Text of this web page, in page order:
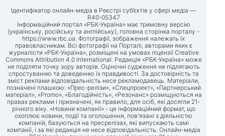
Ідентифікатор онлайн-медіа в Реєстрі суб’єктів у сфері медіа —
R40-05347
Інформаційний портал «РБК-Україна» має тримовну версію
(українську, російську та англійську), головна сторінка порталу -
https://www.rbc.ua. Фотографії, зображення належать їх
правовласникам. Всі фотографії на Порталі, авторами яких є
журналісти «РБК-Україна», розміщені на умовах ліцензії Creative
Commons Attribution 4.0 International. Редакція «РБК-Україна» може
не поділяти точку зору авторів. Оціночні судження не підлягають
спростуванню та доведенню їх правдивості. За достовірність та
зміст реклами відповідальність несе рекламодавець. Матеріали,
позначені плашкою: «Прес-релізи», «Спецпроект», «Партнерський
матеріал», «Promo», «Благодійність», «Резонанс» розміщуються на
правах реклами і призначені, як правило, для осіб, які досягли 21-
річного віку. «Новини компанії» - це інформаційний формат, що
охоплює новини, події та оголошення, пов'язані з діяльністю
компаній, базуються на пресрелізах, які випускають самі
компанії, і за які редакція не несе відповідальність. Онлайн-медіа